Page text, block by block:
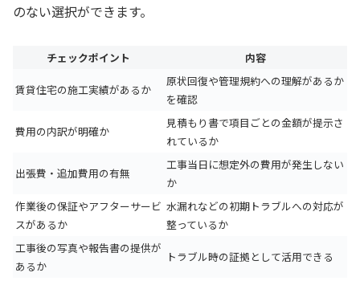
のない選択ができます。
チェックポイント 内容
賃貸住宅の施工実績があるか
原状回復や管理規約への理解があるか
を確認
費用の内訳が明確か
見積もり書で項目ごとの金額が提示さ
れているか
出張費・追加費用の有無
工事当日に想定外の費用が発生しない
か
作業後の保証やアフターサービ
スがあるか
水漏れなどの初期トラブルへの対応が
整っているか
工事後の写真や報告書の提供が
あるか
トラブル時の証拠として活用できる